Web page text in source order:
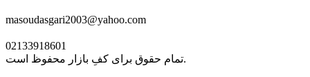
masoudasgari2003@yahoo.com
02133918601
تمام حقوق برای کفِ بازار محفوظ است.